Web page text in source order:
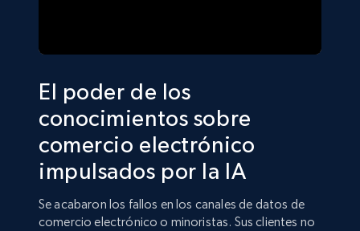
El poder de los
conocimientos sobre
comercio electrónico
impulsados por la IA
Se acabaron los fallos en los canales de datos de
comercio electrónico o minoristas. Sus clientes no